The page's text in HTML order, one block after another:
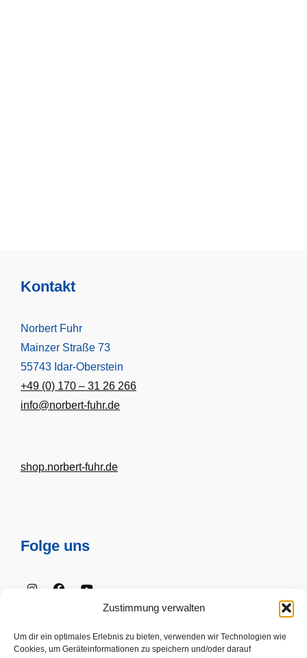
Zustimmung verwalten
Um dir ein optimales Erlebnis zu bieten, verwenden wir Technologien wie
Cookies, um Geräteinformationen zu speichern und/oder darauf
Kontakt
Norbert Fuhr
Mainzer Straße 73
55743 Idar-Oberstein
+49 (0) 170 – 31 26 266
info@norbert-fuhr.de
shop.norbert-fuhr.de
Folge uns
InstagramFacebookYoutube